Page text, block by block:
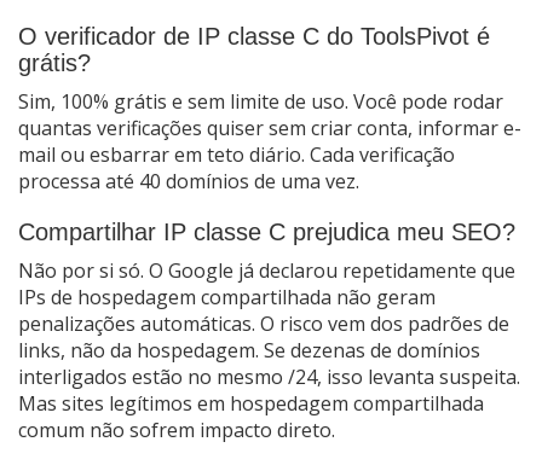
O verificador de IP classe C do ToolsPivot é
grátis?
Sim, 100% grátis e sem limite de uso. Você pode rodar
quantas verificações quiser sem criar conta, informar e-
mail ou esbarrar em teto diário. Cada verificação
processa até 40 domínios de uma vez.
Compartilhar IP classe C prejudica meu SEO?
Não por si só. O Google já declarou repetidamente que
IPs de hospedagem compartilhada não geram
penalizações automáticas. O risco vem dos padrões de
links, não da hospedagem. Se dezenas de domínios
interligados estão no mesmo /24, isso levanta suspeita.
Mas sites legítimos em hospedagem compartilhada
comum não sofrem impacto direto.